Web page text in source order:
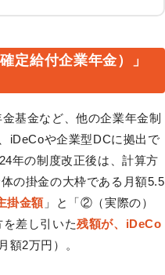
定給付企業年金）」
基金など、他の企業年金制
iDeCoや企業型DCに拠出で
年の制度改正後は、計算方
の掛金の大枠である月額5.5
掛金額 」と「②（実際の）
を差し引いた残額が、iDeCo
額2万円）。